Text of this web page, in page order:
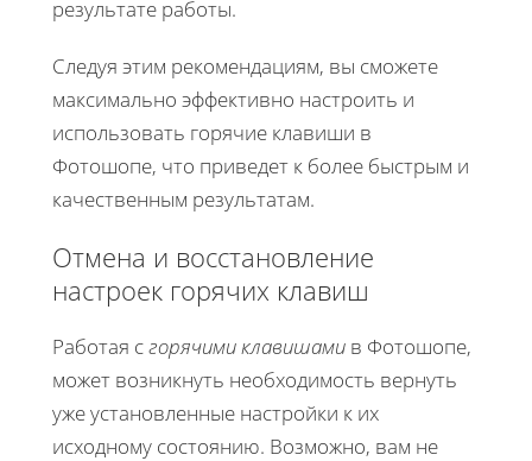
результате работы.
Следуя этим рекомендациям, вы сможете
максимально эффективно настроить и
использовать горячие клавиши в
Фотошопе, что приведет к более быстрым и
качественным результатам.
Отмена и восстановление
настроек горячих клавиш
Работая сгорячими клавишами в Фотошопе,
может возникнуть необходимость вернуть
уже установленные настройки к их
исходному состоянию. Возможно, вам не